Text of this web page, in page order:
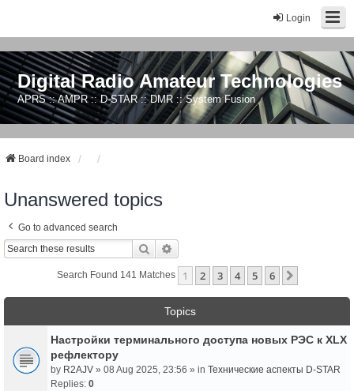
Login
Digital Radio Amateur Technologies
APRS :: AMPR :: D-STAR :: DMR :: System Fusion
Board index
Unanswered topics
Go to advanced search
Search
Search Found 141 Matches 1 2 3 4 5 6
Topics
Настройки терминального доступа новых РЭС к XLX
рефлектору
by R2AJV » 08 Aug 2025, 23:56 » in Технические аспекты D-STAR
Replies: 0